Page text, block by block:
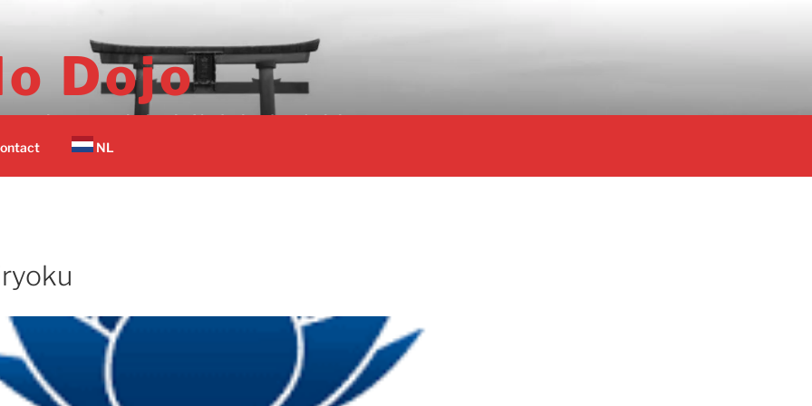
Dojo
vechtsport scholen in Nederland op 1 plek.
NL